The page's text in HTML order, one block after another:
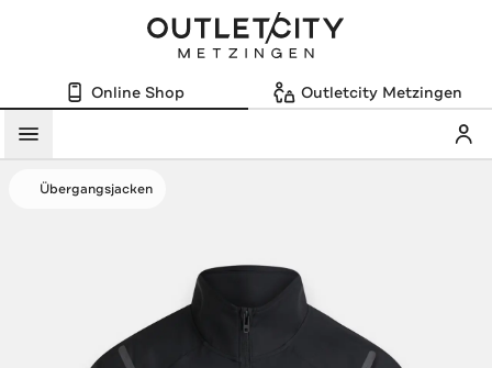
Online Shop Outletcity Metzingen
Menü
Übergangsjacken